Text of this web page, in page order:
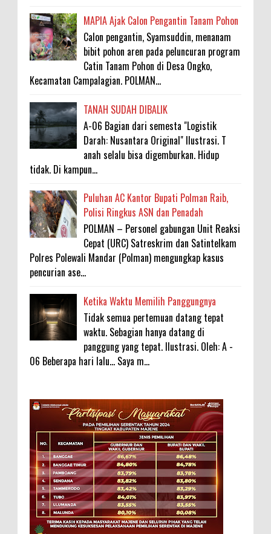
MAPIA Ajak Calon Pengantin Tanam Pohon
Calon pengantin, Syamsuddin, menanam
bibit pohon aren pada peluncuran program
Catin Tanam Pohon di Desa Ongko,
Kecamatan Campalagian. POLMAN...
TANAH SUDAH DIBALIK
A-06 Bagian dari semesta "Logistik
Darah: Nusantara Original" Ilustrasi. T
anah selalu bisa digemburkan. Hidup
tidak. Di kampun...
Puluhan AC Kantor Bupati Polman Raib,
Polisi Ringkus ASN dan Penadah
POLMAN – Personel gabungan Unit Reaksi
Cepat (URC) Satreskrim dan Satintelkam
Polres Polewali Mandar (Polman) mengungkap kasus
pencurian ase...
Ketika Waktu Memilih Panggungnya
Tidak semua pertemuan datang tepat
waktu. Sebagian hanya datang di
panggung yang tepat. Ilustrasi. Oleh: A -
06 Beberapa hari lalu... Saya m...